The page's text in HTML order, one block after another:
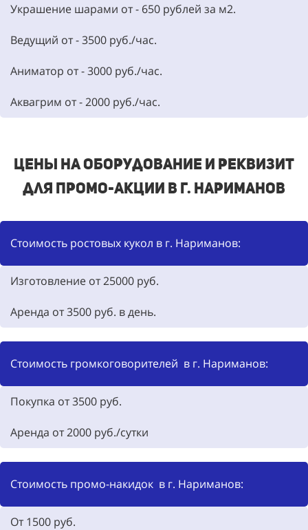
Украшение шарами от - 650 рублей за м2.
Ведущий от -3500 руб./час.
Аниматор от -3000 руб./час.
Аквагрим от -2000 руб./час.
Цены на оборудование и реквизит
для промо-акции в г. Нариманов
Стоимость ростовых кукол в г. Нариманов:
Изготовление от 25000 руб.
Аренда от3500 руб. в день.
Стоимость громкоговорителей в г. Нариманов:
Покупка от 3500 руб.
Аренда от2000 руб./сутки
Стоимость промо-накидок в г. Нариманов:
От 1500 руб.